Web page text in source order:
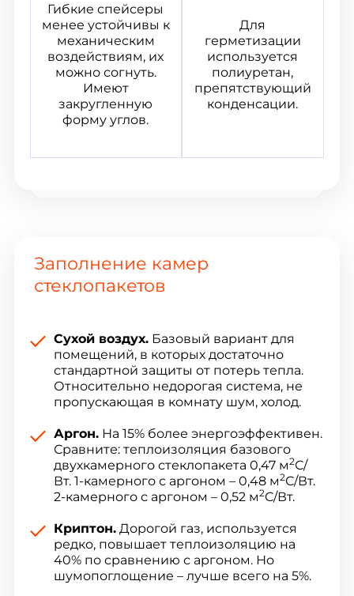
Гибкие спейсеры
менее устойчивы к
механическим
воздействиям, их
можно согнуть.
Имеют
закругленную
форму углов.
Для
герметизации
используется
полиуретан,
препятствующий
конденсации.
Заполнение камер
стеклопакетов
Сухой воздух.Базовый вариант для
помещений, в которых достаточно
стандартной защиты от потерь тепла.
Относительно недорогая система, не
пропускающая в комнату шум, холод.
Аргон.На 15% более энергоэффективен.
Сравните: теплоизоляция базового
двухкамерного стеклопакета 0,47 м2С/
Вт. 1-камерного с аргоном – 0,48 м2С/Вт.
2-камерного с аргоном – 0,52 м2С/Вт.
Криптон.Дорогой газ, используется
редко, повышает теплоизоляцию на
40% по сравнению с аргоном. Но
шумопоглощение – лучше всего на 5%.